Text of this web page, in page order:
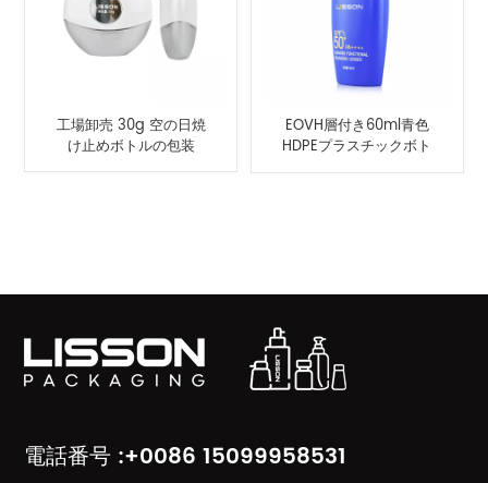
工場卸売 30g 空の日焼
け止めボトルの包装
EOVH層付き60ml青色
HDPEプラスチックボト
ル
電話番号 :+0086 15099958531